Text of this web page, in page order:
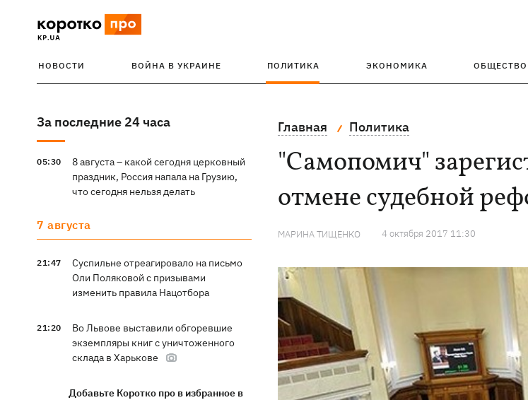
НОВОСТИ ВОЙНА В УКРАИНЕ ПОЛИТИКА ЭКОНОМИКА ОБЩЕСТВО
За последние 24 часа
05:30
8 августа – какой сегодня церковный
праздник, Россия напала на Грузию,
что сегодня нельзя делать
7 августа
21:47
Суспильне отреагировало на письмо
Оли Поляковой с призывами
изменить правила Нацотбора
21:20
Во Львове выставили обгоревшие
экземпляры книг с уничтоженного
склада в Харькове
Добавьте Коротко про в избранное в
Главная Политика
"Самопомич"
отмене судебной
МАРИНА ТИЩЕНКО 4 октября 2017 11:30